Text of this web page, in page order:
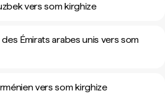
vers som kirghize
Émirats arabes unis vers som
vers som kirghize